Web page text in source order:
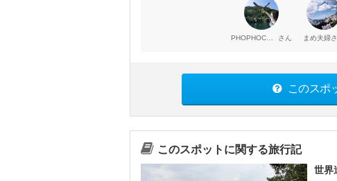
PHOPHOCHANG さん まめ夫婦
このスポ
このスポットに関する旅行記
世界